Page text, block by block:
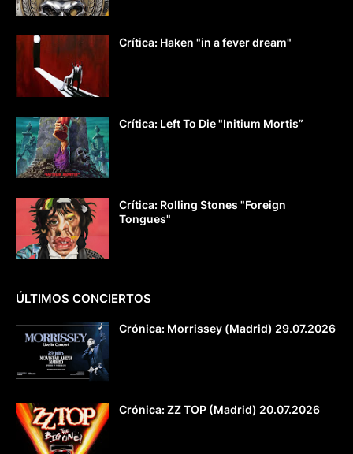
Crítica: Haken "in a fever dream"
Crítica: Left To Die "Initium Mortis”
Crítica: Rolling Stones "Foreign
Tongues"
ÚLTIMOS CONCIERTOS
Crónica: Morrissey (Madrid) 29.07.2026
Crónica: ZZ TOP (Madrid) 20.07.2026